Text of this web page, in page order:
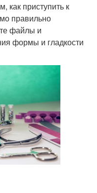
как приступить к
правильно
файлы и
формы и гладкости